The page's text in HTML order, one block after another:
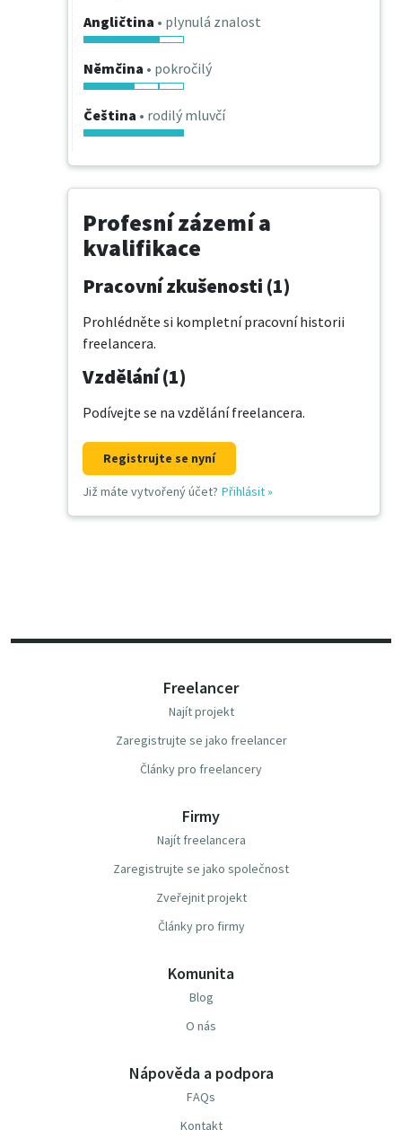
Angličtina • plynulá znalost
Němčina • pokročilý
Čeština • rodilý mluvčí
Profesní zázemí a
kvalifikace
Pracovní zkušenosti (1)
Prohlédněte si kompletní pracovní historii
freelancera.
Vzdělání (1)
Podívejte se na vzdělání freelancera.
Registrujte se nyní
Již máte vytvořený účet? Přihlásit»
Freelancer
Najít projekt
Zaregistrujte se jako freelancer
Články pro freelancery
Firmy
Najít freelancera
Zaregistrujte se jako společnost
Zveřejnit projekt
Články pro firmy
Komunita
Blog
O nás
Nápověda a podpora
FAQs
Kontakt